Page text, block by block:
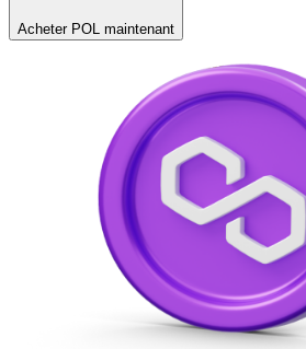
Acheter POL maintenant